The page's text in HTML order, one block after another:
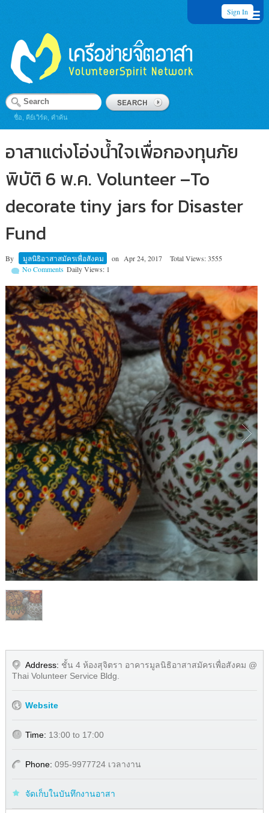
Sign In
ชื่อ, คีย์เวิร์ด, คำค้น
อาสาแต่งโอ่งน้ำใจเพื่อกองทุนภัย
พิบัติ 6 พ.ค. Volunteer –To
decorate tiny jars for Disaster
Fund
By มูลนิธิอาสาสมัครเพื่อสังคม on Apr 24, 2017
Total Views: 3555
Daily Views: 1
No Comments
1/1
Address: ชั้น 4 ห้องสุจิตรา อาคารมูลนิธิอาสาสมัครเพื่อสังคม @
Thai Volunteer Service Bldg.
Website
Time: 13:00 to 17:00
Phone: 095-9977724 เวลางาน
จัดเก็บในบันทึกงานอาสา